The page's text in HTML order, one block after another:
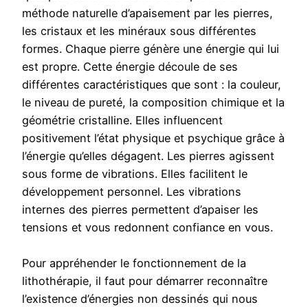
méthode naturelle d’apaisement par les pierres,
les cristaux et les minéraux sous différentes
formes. Chaque pierre génère une énergie qui lui
est propre. Cette énergie découle de ses
différentes caractéristiques que sont : la couleur,
le niveau de pureté, la composition chimique et la
géométrie cristalline. Elles influencent
positivement l’état physique et psychique grâce à
l’énergie qu’elles dégagent. Les pierres agissent
sous forme de vibrations. Elles facilitent le
développement personnel. Les vibrations
internes des pierres permettent d’apaiser les
tensions et vous redonnent confiance en vous.
Pour appréhender le fonctionnement de la
lithothérapie, il faut pour démarrer reconnaître
l’existence d’énergies non dessinés qui nous